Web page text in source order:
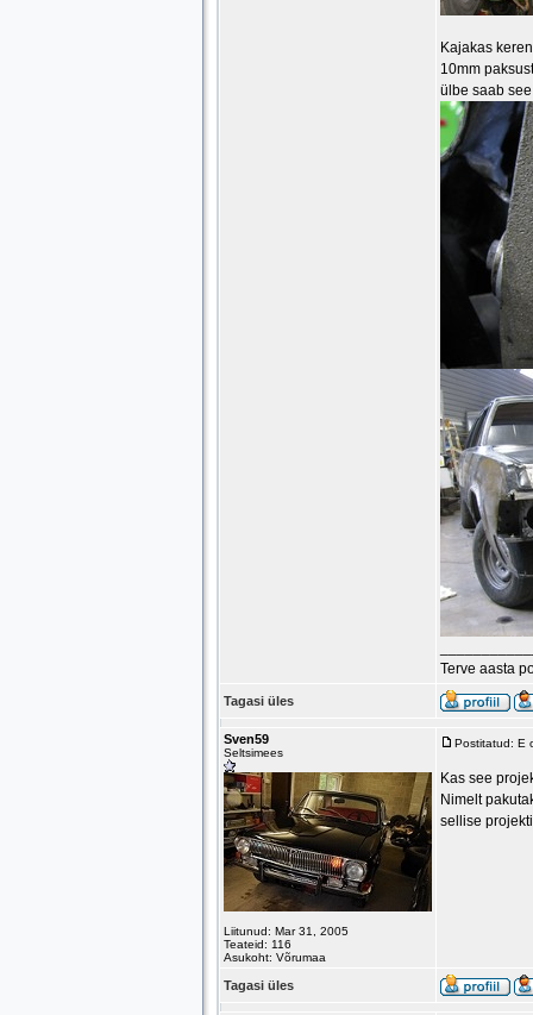
Kajakas
10mm
ülbe saab
Terve aasta
Tagasi üles
Sven59
Seltsimees
Liitunud: Mar 31, 2005
Teateid: 116
Asukoht: Võrumaa
Postitatud: E
Kas see
Nimelt
sellise
Tagasi üles